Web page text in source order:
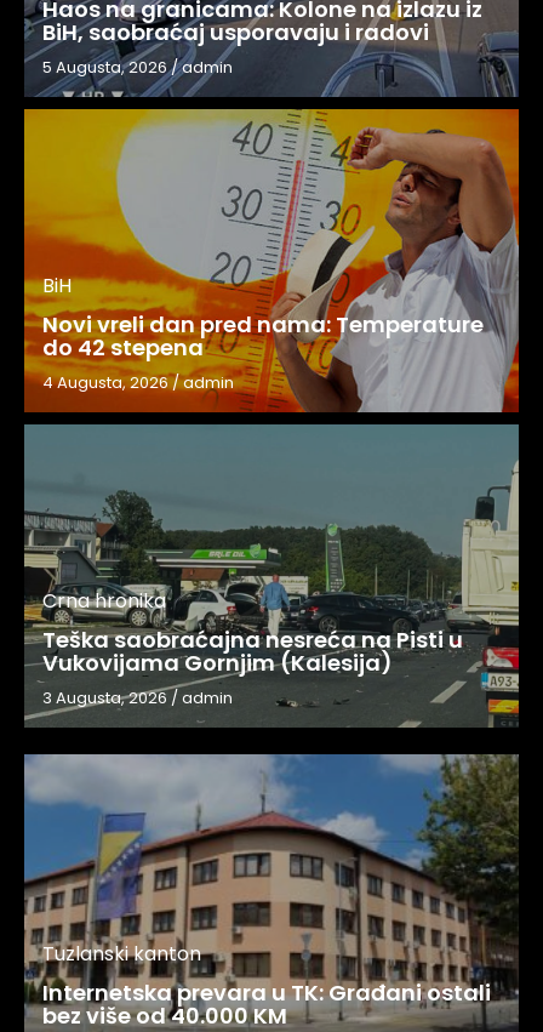
Haos na granicama: Kolone na izlazu iz
BiH, saobraćaj usporavaju i radovi
5 Augusta, 2026/admin
BiH
Novi vreli dan pred nama: Temperature
do 42 stepena
4 Augusta, 2026/admin
Crna hronika
Teška saobraćajna nesreća na Pisti u
Vukovijama Gornjim (Kalesija)
3 Augusta, 2026/admin
Tuzlanski kanton
Internetska prevara u TK: Građani ostali
bez više od 40.000 KM